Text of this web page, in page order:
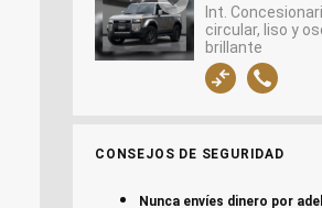
Int.
circular, liso y
brillante
CONSEJOS DE SEGURIDAD
Nunca envíes dinero por